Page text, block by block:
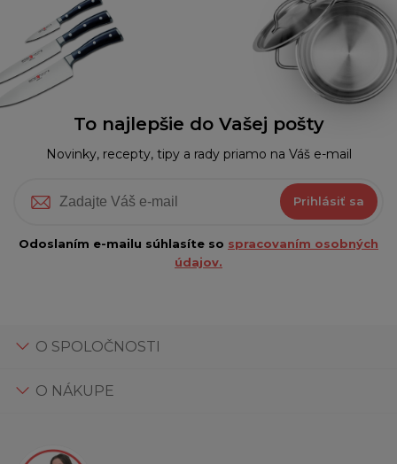
To najlepšie do Vašej pošty
Novinky, recepty, tipy a rady priamo na Váš e-mail
Prihlásiť sa
Odoslaním e-mailu súhlasíte so spracovaním osobných
údajov.
O SPOLOČNOSTI
O NÁKUPE